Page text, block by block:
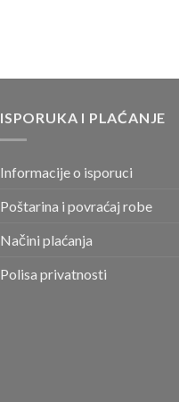
ISPORUKA I PLAĆANJE
Informacije o isporuci
Poštarina i povraćaj robe
Načini plaćanja
Polisa privatnosti